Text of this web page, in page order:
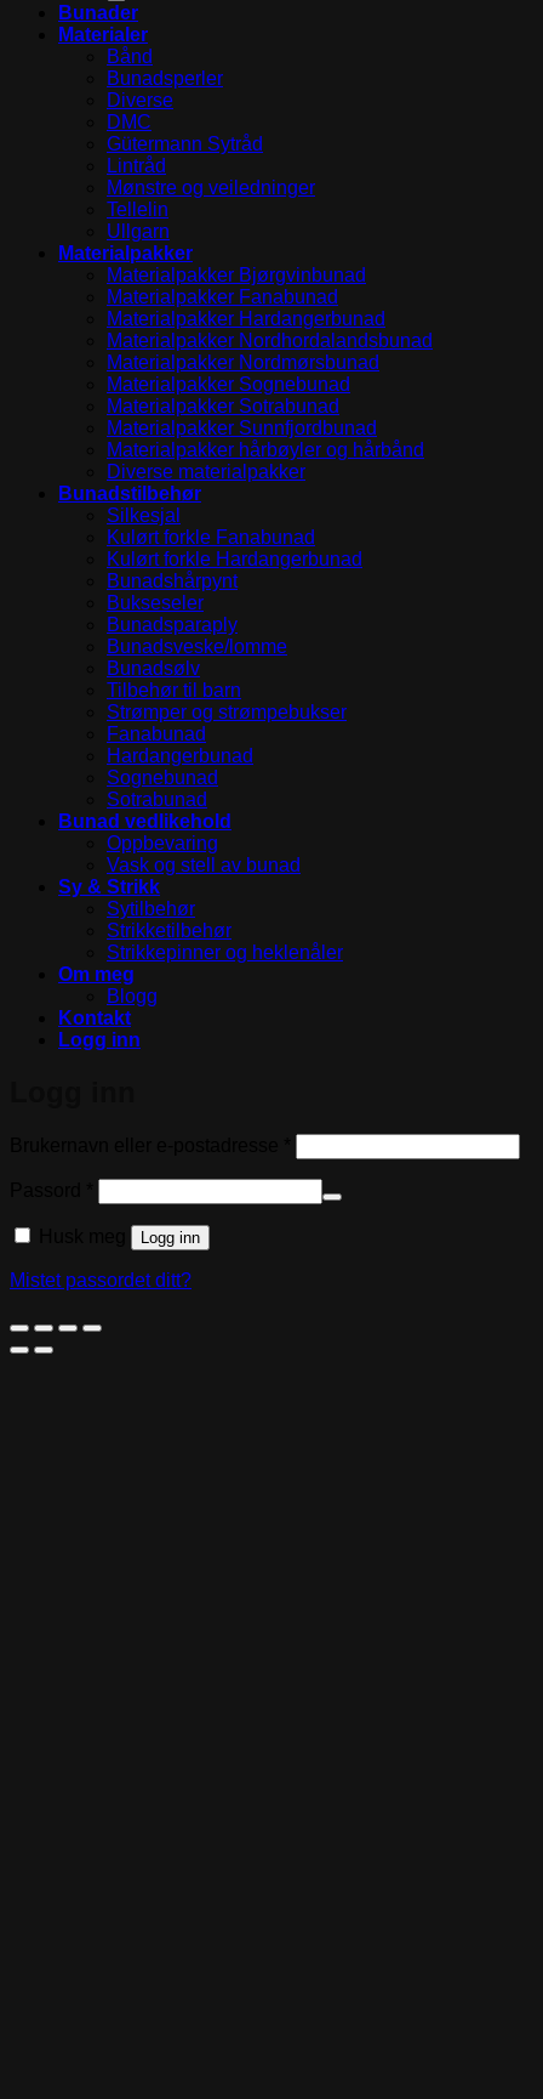
Bunader
Materialer
Bånd
Bunadsperler
Diverse
DMC
Gütermann Sytråd
Lintråd
Mønstre og veiledninger
Tellelin
Ullgarn
Materialpakker
Materialpakker Bjørgvinbunad
Materialpakker Fanabunad
Materialpakker Hardangerbunad
Materialpakker Nordhordalandsbunad
Materialpakker Nordmørsbunad
Materialpakker Sognebunad
Materialpakker Sotrabunad
Materialpakker Sunnfjordbunad
Materialpakker hårbøyler og hårbånd
Diverse materialpakker
Bunadstilbehør
Silkesjal
Kulørt forkle Fanabunad
Kulørt forkle Hardangerbunad
Bunadshårpynt
Bukseseler
Bunadsparaply
Bunadsveske/lomme
Bunadsølv
Tilbehør til barn
Strømper og strømpebukser
Fanabunad
Hardangerbunad
Sognebunad
Sotrabunad
Bunad vedlikehold
Oppbevaring
Vask og stell av bunad
Sy & Strikk
Sytilbehør
Strikketilbehør
Strikkepinner og heklenåler
Om meg
Blogg
Kontakt
Logg inn
Logg inn
Mistet passordet ditt?